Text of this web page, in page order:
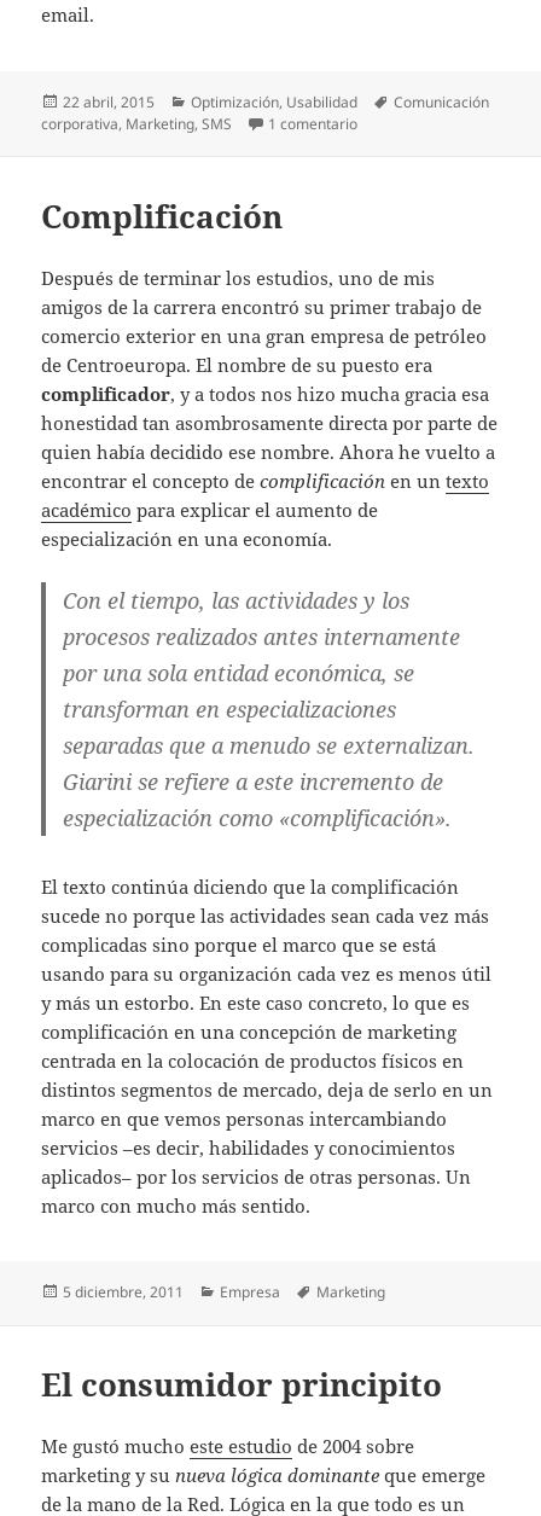
email.
Publicado
el
22 abril, 2015 Categorías
Optimización, Usabilidad Etiquetas
Comunicación
corporativa, Marketing,SMS 1 comentarioen SMS. The revival.
Complificación
Después de terminar los estudios, uno de mis
amigos de la carrera encontró su primer trabajo de
comercio exterior en una gran empresa de petróleo
de Centroeuropa. El nombre de su puesto era
complificador, y a todos nos hizo mucha gracia esa
honestidad tan asombrosamente directa por parte de
quien había decidido ese nombre. Ahora he vuelto a
encontrar el concepto decomplificación en untexto
académico para explicar el aumento de
especialización en una economía.
Con el tiempo, las actividades y los
procesos realizados antes internamente
por una sola entidad económica, se
transforman en especializaciones
separadas que a menudo se externalizan.
Giarini se refiere a este incremento de
especialización como «complificación».
El texto continúa diciendo que la complificación
sucede no porque las actividades sean cada vez más
complicadas sino porque el marco que se está
usando para su organización cada vez es menos útil
y más un estorbo. En este caso concreto, lo que es
complificación en una concepción de marketing
centrada en la colocación de productos físicos en
distintos segmentos de mercado, deja de serlo en un
marco en que vemos personas intercambiando
servicios –es decir, habilidades y conocimientos
aplicados– por los servicios de otras personas. Un
marco con mucho más sentido.
Publicado
5 diciembre, 2011 Categorías
Empresa Etiquetas
Marketing
El consumidor principito
Me gustó muchoeste estudio de 2004 sobre
marketing y sunueva lógica dominante que emerge
de la mano de la Red. Lógica en la quetodo es un